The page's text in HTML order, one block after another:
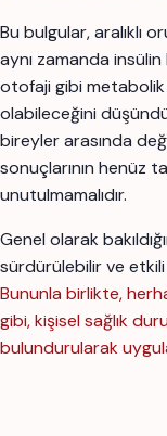
Bu bulgular, aralıklı
aynı zamanda
otofaji gibi
olabileceğini
bireyler arasında
sonuçlarının henüz
unutulmamalıdır.
Genel olarak
sürdürülebilir ve
Bununla birlikte,
gibi, kişisel sağlık
bulundurularak